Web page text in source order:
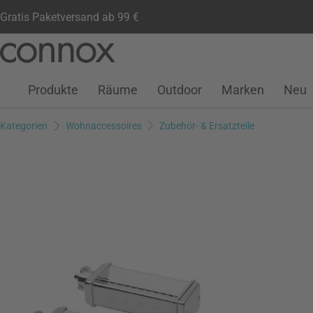
Gratis Paketversand ab 99 €
Seiteninhalt
Suchfeld
Kundenkonto
Wunschliste
Warenkorb
Produkte Räume Outdoor Marken Neu
Kategorien Wohnaccessoires Zubehör- & Ersatzteile